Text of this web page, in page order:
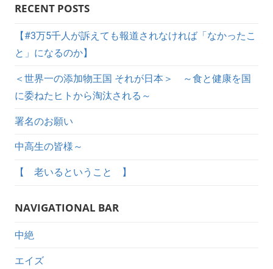
RECENT POSTS
【#3万5千人が訴えても報道されなければ「なかったこ
と」になるのか】
＜世界一の添加物王国 それが日本＞ ～食と健康を国
に委ねたヒトから淘汰される～
署名のお願い
中高生の皆様～
【 老いるということ 】
NAVIGATIONAL BAR
中絶
エイズ